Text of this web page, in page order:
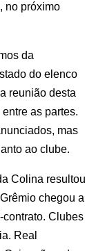
no próximo
da
do elenco
reunião desta
as partes.
mas
ao clube.
Colina resultou
chegou a
Clubes
Real